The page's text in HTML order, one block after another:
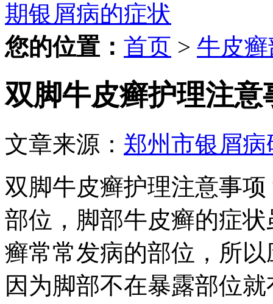
期银屑病的症状
您的位置： 首页 > 牛皮
双脚牛皮癣护理注意
文章来源： 郑州市银屑病
双脚牛皮癣护理注意事
部位，脚部牛皮癣的症
癣常常发病的部位，所
因为脚部不在暴露部位